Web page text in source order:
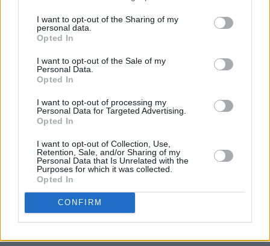
I want to opt-out of the Sharing of my
personal data.
Opted In
I want to opt-out of the Sale of my
Personal Data.
Opted In
I want to opt-out of processing my
Personal Data for Targeted Advertising.
Opted In
I want to opt-out of Collection, Use,
Retention, Sale, and/or Sharing of my
Personal Data that Is Unrelated with the
Purposes for which it was collected.
Opted In
CONFIRM